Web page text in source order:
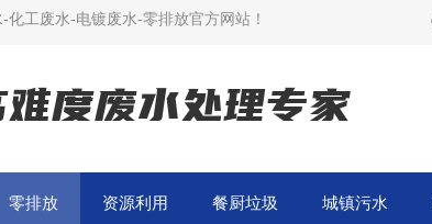
工废水-电镀废水-零排放官方网站！
度废水处理专家
零排放 资源利用 餐厨垃圾 城镇污水